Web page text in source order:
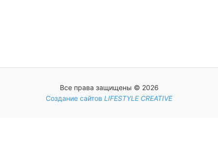
Все права защищены © 2026
Создание сайтов LIFESTYLE CREATIVE